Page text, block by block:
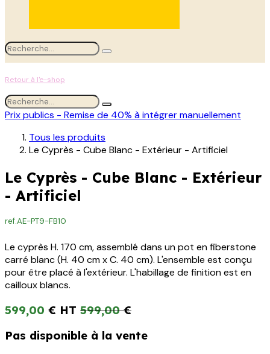
Retour à l'e-shop
Prix publics - Remise de 40% à intégrer manuellement
Tous les produits
Le Cyprès - Cube Blanc - Extérieur - Artificiel
Le Cyprès - Cube Blanc - Extérieur
- Artificiel
ref.AE-PT9-FB10
Le cyprès H. 170 cm, assemblé dans un pot en fiberstone
carré blanc (H. 40 cm x C. 40 cm). L'ensemble est conçu
pour être placé à l'extérieur. L'habillage de finition est en
cailloux blancs.
599,00 € 599,00€
Pas disponible à la vente